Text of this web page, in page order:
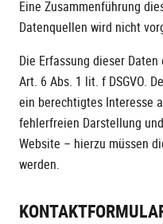
Eine Zusammenführung
Datenquellen wird nicht
Die Erfassung dieser
Art. 6 Abs. 1 lit. f DSGVO.
ein berechtigtes Interesse
fehlerfreien Darstellung
Website – hierzu müssen
werden.